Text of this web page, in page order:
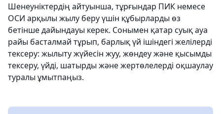
Шенеуніктердің айтуынша, тұрғындар ПИК немесе
ОСИ арқылы жылу беру үшін құбырларды өз
бетінше дайындауы керек. Сонымен қатар суық ауа
райы басталмай тұрып, барлық үй ішіндегі желілерді
тексеру: жылыту жүйесін жуу, жөндеу және қысымды
тексеру, үйді, шатырды және жертөлелерді оқшаулау
туралы ұмытпаңыз.